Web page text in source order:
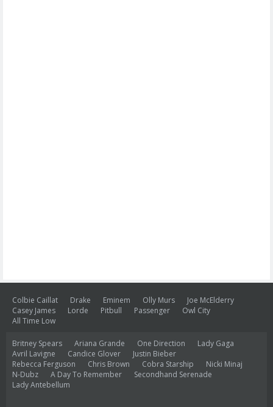
Colbie Caillat Drake Eminem Olly Murs
Joe McElderry
Casey James
Lorde Pitbull Passenger
Owl City
All Time Low
Britney Spears Ariana Grande One Direction
Lady Gaga
Avril Lavigne
Candice Glover
Justin Bieber
Rebecca Ferguson
Chris Brown Cobra Starship
Nicki Minaj
N-Dubz
A Day To Remember
Secondhand Serenade
Lady Antebellum